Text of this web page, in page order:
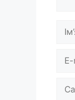
mail